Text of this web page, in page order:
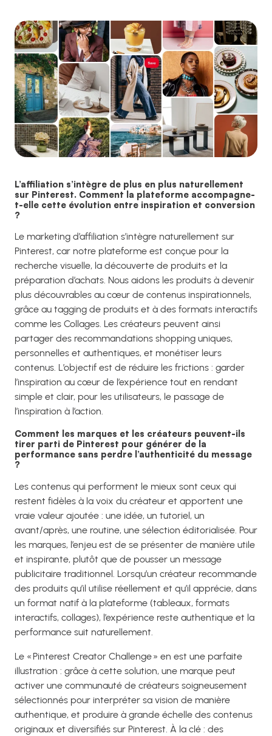
L’affiliation s’intègre de plus en plus naturellement
sur Pinterest. Comment la plateforme accompagne-
t-elle cette évolution entre inspiration et conversion
?
Le marketing d’affiliation s’intègre naturellement sur
Pinterest, car notre plateforme est conçue pour la
recherche visuelle, la découverte de produits et la
préparation d’achats. Nous aidons les produits à devenir
plus découvrables au cœur de contenus inspirationnels,
grâce au tagging de produits et à des formats interactifs
comme les Collages. Les créateurs peuvent ainsi
partager des recommandations shopping uniques,
personnelles et authentiques, et monétiser leurs
contenus. L’objectif est de réduire les frictions : garder
l’inspiration au cœur de l’expérience tout en rendant
simple et clair, pour les utilisateurs, le passage de
l’inspiration à l’action.
Comment les marques et les créateurs peuvent-ils
tirer parti de Pinterest pour générer de la
performance sans perdre l’authenticité du message
?
Les contenus qui performent le mieux sont ceux qui
restent fidèles à la voix du créateur et apportent une
vraie valeur ajoutée : une idée, un tutoriel, un
avant/après, une routine, une sélection éditorialisée. Pour
les marques, l’enjeu est de se présenter de manière utile
et inspirante, plutôt que de pousser un message
publicitaire traditionnel. Lorsqu’un créateur recommande
des produits qu’il utilise réellement et qu’il apprécie, dans
un format natif à la plateforme (tableaux, formats
interactifs, collages), l’expérience reste authentique et la
performance suit naturellement.
Le « Pinterest Creator Challenge » en est une parfaite
illustration : grâce à cette solution, une marque peut
activer une communauté de créateurs soigneusement
sélectionnés pour interpréter sa vision de manière
authentique, et produire à grande échelle des contenus
originaux et diversifiés sur Pinterest. À la clé : des